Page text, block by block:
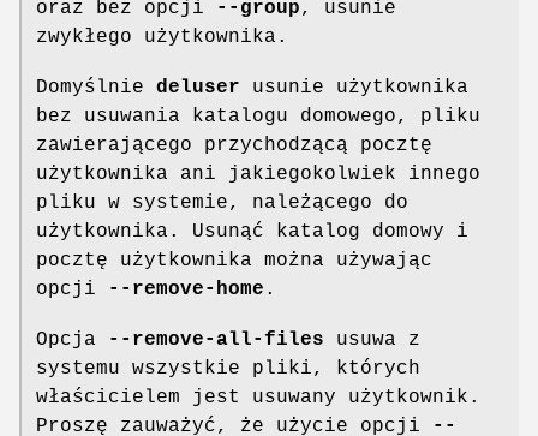
oraz bez opcji
--group, usunie
zwykłego użytkownika.
Domyślnie deluser usunie użytkownika
bez usuwania katalogu domowego, pliku
zawierającego przychodzącą pocztę
użytkownika ani jakiegokolwiek innego
pliku w systemie, należącego do
użytkownika. Usunąć katalog domowy i
pocztę użytkownika można używając
opcji
--remove-home .
Opcja --remove-all-files usuwa z
systemu wszystkie pliki, których
właścicielem jest usuwany użytkownik.
Proszę zauważyć, że użycie opcji
--